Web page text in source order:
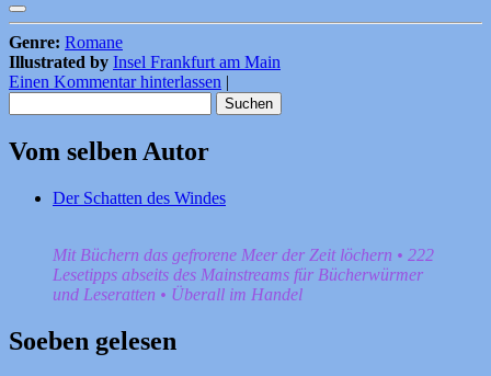
Genre: Romane
Illustrated by Insel Frankfurt am Main
Einen Kommentar hinterlassen |
nach:
Vom selben Autor
Der Schatten des Windes
Mit Büchern das gefrorene Meer der Zeit löchern • 222
Lesetipps abseits des Mainstreams für Bücherwürmer
und Leseratten • Überall im Handel
Soeben gelesen